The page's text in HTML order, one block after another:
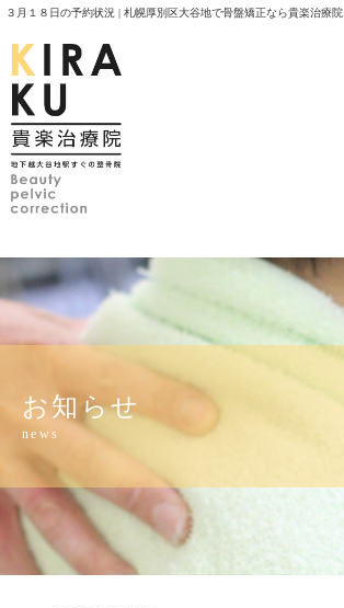
３月１８日の予約状況 | 札幌厚別区大谷地で骨盤矯正なら貴楽治療院
お知らせ
news